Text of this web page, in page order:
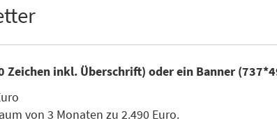
Zeichen inkl. Überschrift) oder ein Banner
von 3 Monaten zu 2.490 Euro.